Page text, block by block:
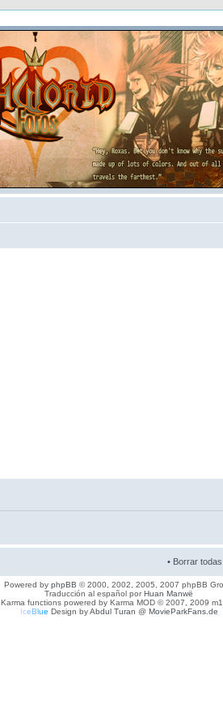
• Borrar
Powered by phpBB © 2000, 2002, 2005, 2007 phpBB
Traducción al español porHuan Manwë
Karma functions powered by Karma MOD © 2007, 2009
IceBlue Design byAbdul Turan @ MovieParkFans.de